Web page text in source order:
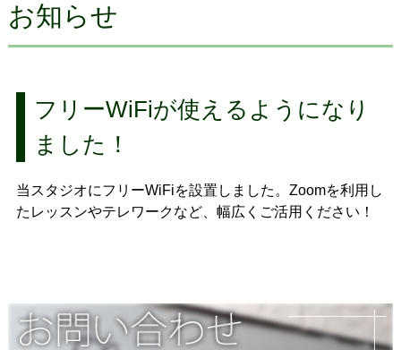
お知らせ
フリーWiFiが使えるようになり
ました！
当スタジオにフリーWiFiを設置しました。Zoomを利用し
たレッスンやテレワークなど、幅広くご活用ください！